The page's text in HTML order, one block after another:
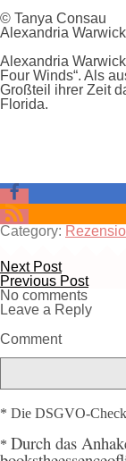
© Tanya Consau
A lexandria Warwick
Alexandria
Four Winds“. Als
Großteil ihrer Zeit
Florida.
Category:
Next Post
Previous Post
No comments
Leave a Reply
Comment
* Die DSGVO-
* Durch das